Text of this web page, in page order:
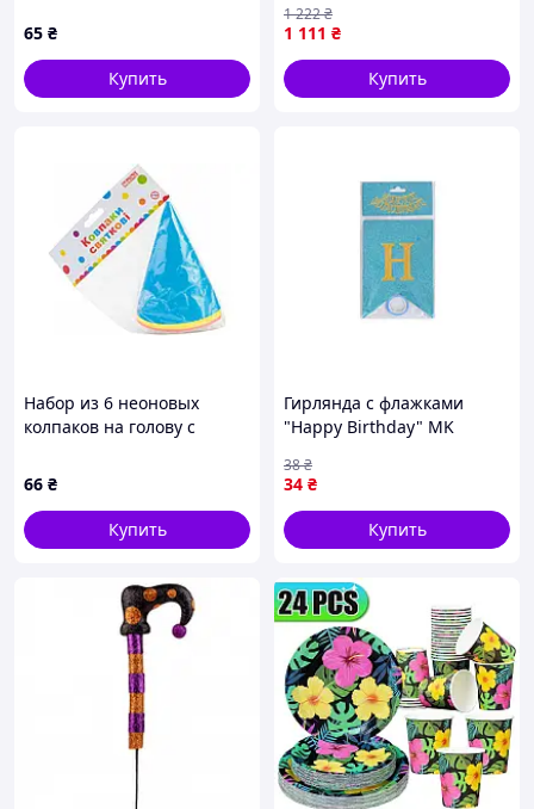
помпончиками, 1 шт
65 ₴
Купить
см на День рождения
(Многоразовый баннер-
плакат с Молнией
Маквином)
1 111 ₴
1 222₴
Купить
Набор из 6 неоновых
колпаков на голову с
ассорти
66 ₴
Купить
Гирлянда с флажками
"Happy Birthday" MK
34 ₴
38₴
Купить